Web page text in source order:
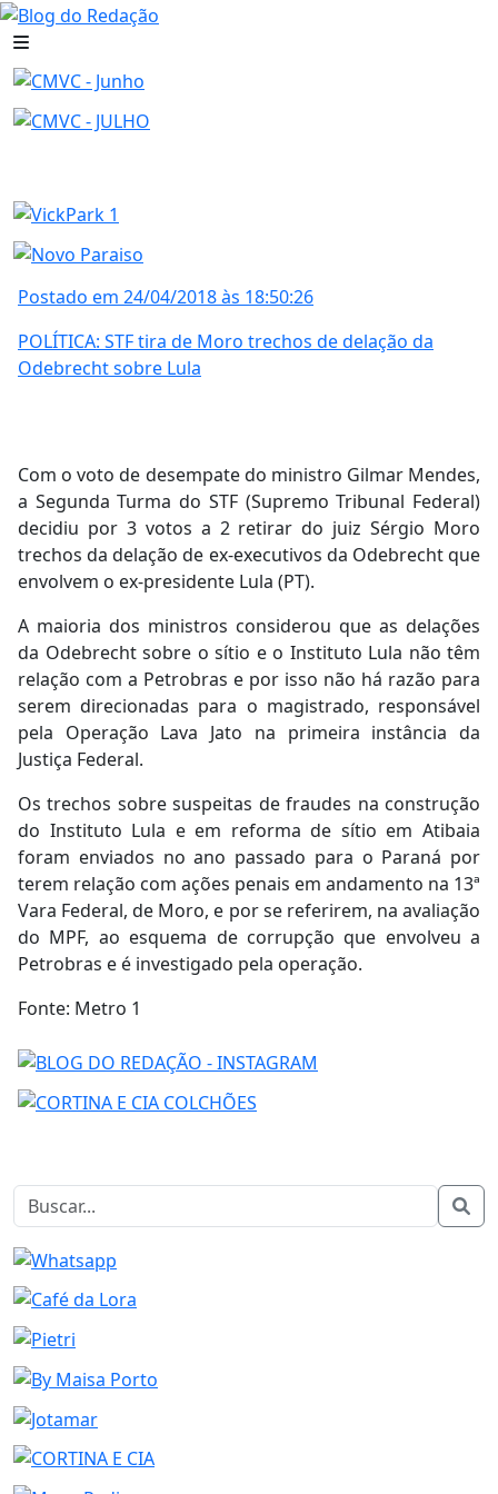
Postado em 24/04/2018 às 18:50:26
POLÍTICA: STF tira de Moro trechos de delação da
Odebrecht sobre Lula
Com o voto de desempate do ministro Gilmar Mendes,
a Segunda Turma do STF (Supremo Tribunal Federal)
decidiu por 3 votos a 2 retirar do juiz Sérgio Moro
trechos da delação de ex-executivos da Odebrecht que
envolvem o ex-presidente Lula (PT).
A maioria dos ministros considerou que as delações
da Odebrecht sobre o sítio e o Instituto Lula não têm
relação com a Petrobras e por isso não há razão para
serem direcionadas para o magistrado, responsável
pela Operação Lava Jato na primeira instância da
Justiça Federal.
Os trechos sobre suspeitas de fraudes na construção
do Instituto Lula e em reforma de sítio em Atibaia
foram enviados no ano passado para o Paraná por
terem relação com ações penais em andamento na 13ª
Vara Federal, de Moro, e por se referirem, na avaliação
do MPF, ao esquema de corrupção que envolveu a
Petrobras e é investigado pela operação.
Fonte: Metro 1